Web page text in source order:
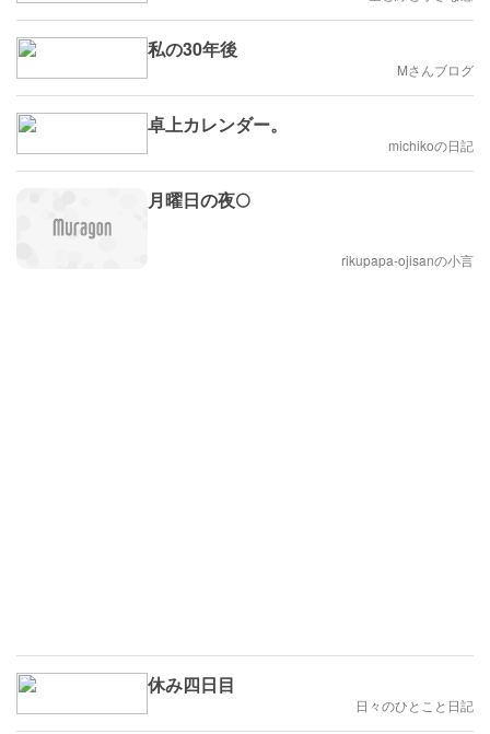
私の30年後
Mさんブログ
卓上カレンダー。
michikoの日記
月曜日の夜🌕
rikupapa-ojisanの小言
休み四日目
日々のひとこと日記